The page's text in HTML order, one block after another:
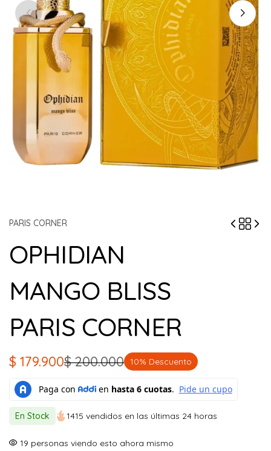
PARIS CORNER
OPHIDIAN
MANGO BLISS
PARIS CORNER
$200.000
El
precio
original
era:
$ 200.000.
$ 179.900
El
precio
actual
es:
$ 179.900.
10% Descuento
En Stock 1415 vendidos en las últimas 24 horas
19 personas viendo esto ahora mismo